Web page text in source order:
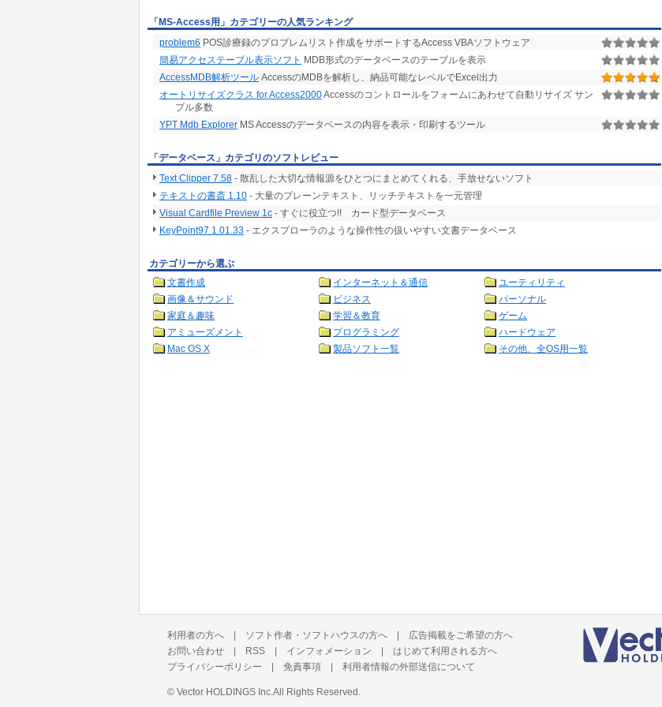
「MS-Access用」カテゴリーの人気ランキング
problem6 POS診療録のプロブレムリスト作成をサポートするAccess VBAソフトウェア
簡易アクセステーブル表示ソフト MDB形式のデータベースのテーブルを表示
AccessMDB解析ツール AccessのMDBを解析し、納品可能なレベルでExcel出力
オートリサイズクラス for Access2000Accessのコントロールをフォームにあわせて自動リサイズ サン
プル多数
YPT Mdb Explorer MS Accessのデータベースの内容を表示・印刷するツール
「データベース」カテゴリのソフトレビュー
Text Clipper 7.58 - 散乱した大切な情報源をひとつにまとめてくれる、手放せないソフト
テキストの書斎 1.10 - 大量のプレーンテキスト、リッチテキストを一元管理
Visual Cardfile Preview 1c - すぐに役立つ!! カード型データベース
KeyPoint97 1.01.33 - エクスプローラのような操作性の扱いやすい文書データベース
カテゴリーから選ぶ
文書作成
インターネット＆通信
ユーティリティ
画像＆サウンド
ビジネス
パーソナル
家庭＆趣味
学習＆教育
ゲーム
アミューズメント
プログラミング
ハードウェア
Mac OS X
製品ソフト一覧 その他、全OS用一覧
利用者の方へ | ソフト作者・ソフトハウスの方へ | 広告掲載をご希望の方へ
お問い合わせ | RSS | インフォメーション | はじめて利用される方へ
プライバシーポリシー | 免責事項 | 利用者情報の外部送信について
© Vector HOLDINGS Inc. All Rights Reserved.